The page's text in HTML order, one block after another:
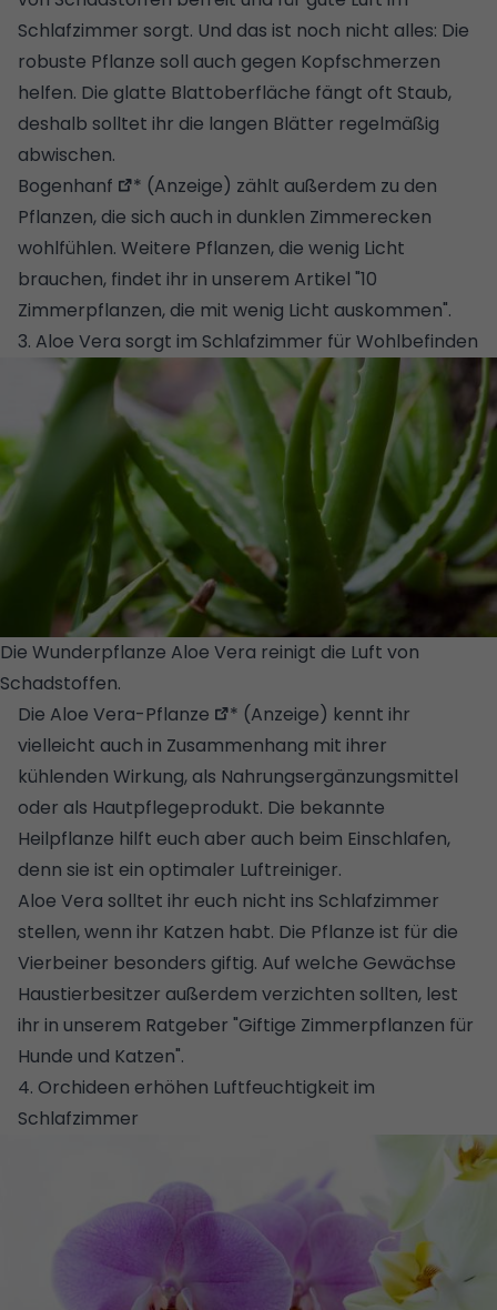
Schlafzimmer sorgt. Und das ist noch nicht alles: Die
robuste Pflanze soll auch gegen Kopfschmerzen
helfen. Die glatte Blattoberfläche fängt oft Staub,
deshalb solltet ihr die langen Blätter regelmäßig
abwischen.
Bogenhanf
* (Anzeige) zählt außerdem zu den
Pflanzen, die sich auch in dunklen Zimmerecken
wohlfühlen. Weitere Pflanzen, die wenig Licht
brauchen, findet ihr in unserem Artikel "10
Zimmerpflanzen, die mit wenig Licht auskommen".
3. Aloe Vera sorgt im Schlafzimmer für Wohlbefinden
Die Wunderpflanze Aloe Vera reinigt die Luft von
Schadstoffen.
Die Aloe Vera-Pflanze
* (Anzeige) kennt ihr
vielleicht auch in Zusammenhang mit ihrer
kühlenden Wirkung, als Nahrungsergänzungsmittel
oder als Hautpflegeprodukt. Die bekannte
Heilpflanze hilft euch aber auch beim Einschlafen,
denn sie ist ein optimaler Luftreiniger.
Aloe Vera solltet ihr euch nicht ins Schlafzimmer
stellen, wenn ihr Katzen habt. Die Pflanze ist für die
Vierbeiner besonders giftig. Auf welche Gewächse
Haustierbesitzer außerdem verzichten sollten, lest
ihr in unserem Ratgeber "Giftige Zimmerpflanzen für
Hunde und Katzen".
4. Orchideen erhöhen Luftfeuchtigkeit im
Schlafzimmer